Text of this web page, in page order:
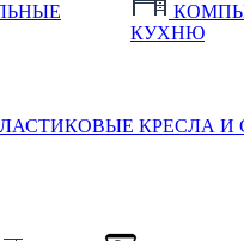
КУХНЮ
КРЕСЛА И